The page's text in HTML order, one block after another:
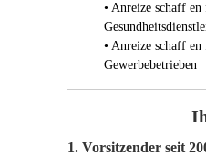
• Anreize schaff
• Anreize schaff
Gewerbebetrieben
1. Vorsitzender seit